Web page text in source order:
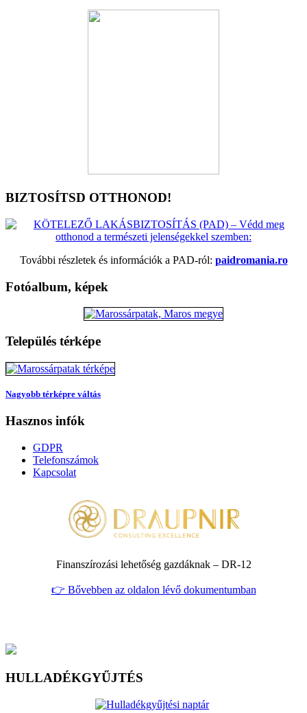
BIZTOSÍTSD OTTHONOD!
További részletek és információk a PAD-ról: paidromania.ro
Fotóalbum, képek
Település térképe
Nagyobb térképre váltás
Hasznos infók
GDPR
Telefonszámok
Kapcsolat
Finanszírozási lehetőség gazdáknak – DR‑12
👉 Bővebben az oldalon lévő dokumentumban
HULLADÉKGYŰJTÉS